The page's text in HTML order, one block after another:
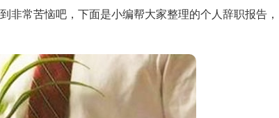
非常苦恼吧，下面是小编帮大家整理的个人辞职报告，